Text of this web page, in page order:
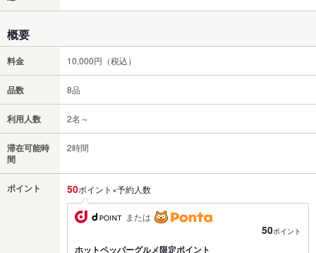
概要
料金 10,000円（税込）
品数 8品
利用人数 2名～
滞在可能時
間
2時間
ポイント 50ポイント×予約人数
または
50ポイント
ホットペッパーグルメ限定ポイント